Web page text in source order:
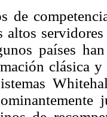
de
altos
países
clásica